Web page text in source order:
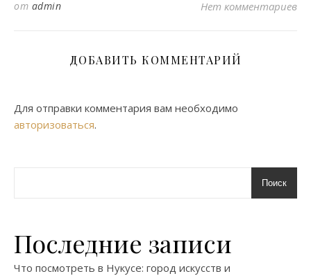
от admin Нет комментариев
ДОБАВИТЬ КОММЕНТАРИЙ
Для отправки комментария вам необходимо
авторизоваться.
Поиск
Последние записи
Что посмотреть в Нукусе: город искусств и